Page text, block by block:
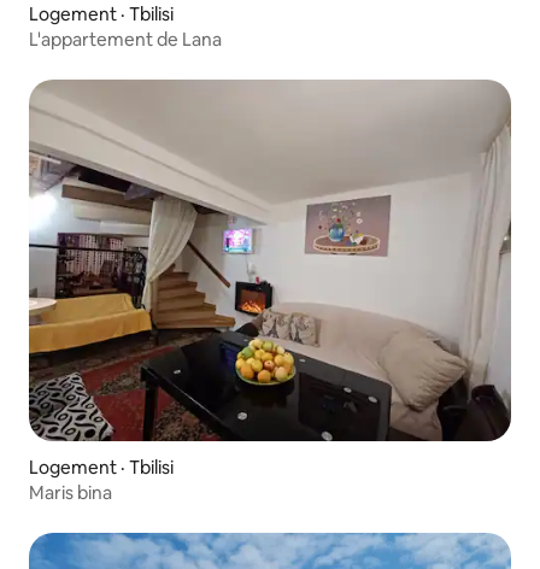
Logement · Tbilisi
L'appartement de Lana
Logement · Tbilisi
Maris bina